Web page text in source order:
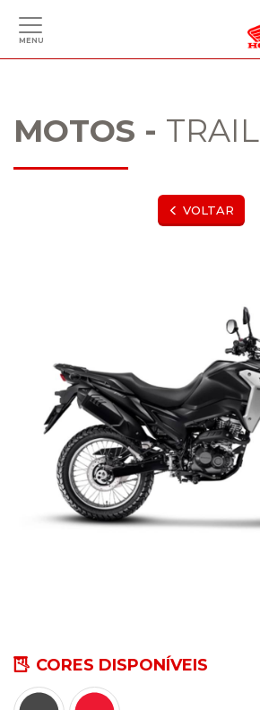
MENU
MOTOS - TRAIL
VOLTAR
CORES DISPONÍVEIS